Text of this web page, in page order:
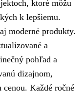
ktoré môžu
k lepšiemu.
moderné produkty.
a
pohľad a
dizajnom,
Každé ročné